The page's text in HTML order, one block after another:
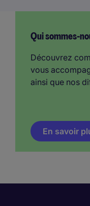
Qui sommes-
Découvrez
vous
ainsi que nos
En savoir